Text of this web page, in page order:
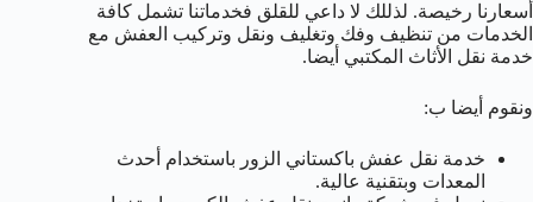
أسعارنا رخيصة. لذللك لا داعي للقلق فخدماتنا تشمل كافة
الخدمات من تنظيف وفك وتغليف ونقل وتركيب العفش مع
خدمة نقل الأثاث المكتبي أيضا.
ونقوم أيضا ب:
خدمة نقل عفش باكستاني الزور باستخدام أحدث
المعدات وبتقنية عالية.